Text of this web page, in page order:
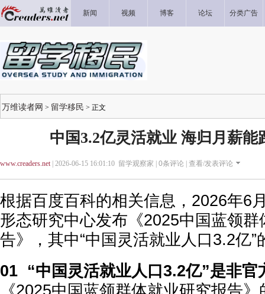
新闻 视频 博客 论坛 分类广告
万维读者网 > 留学移民 > 正文
中国3.2亿灵活就业 海归月薪能
www.creaders.net| 2026-06-15 16:01:10 留学观察家 | 0条评论 | 查看/发表评论
根据百度百科的相关信息，2026年6
形态研究中心发布《2025中国蓝领群
告》，其中“中国灵活就业人口3.2亿
01 “中国灵活就业人口3.2亿”是非官
《2025中国蓝领群体就业研究报告